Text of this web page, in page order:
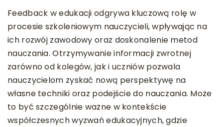
Feedback w edukacji odgrywa kluczową rolę w
procesie szkoleniowym nauczycieli, wpływając na
ich rozwój zawodowy oraz doskonalenie metod
nauczania. Otrzymywanie informacji zwrotnej
zarówno od kolegów, jak i uczniów pozwala
nauczycielom zyskać nową perspektywę na
własne techniki oraz podejście do nauczania. Może
to być szczególnie ważne w kontekście
współczesnych wyzwań edukacyjnych, gdzie